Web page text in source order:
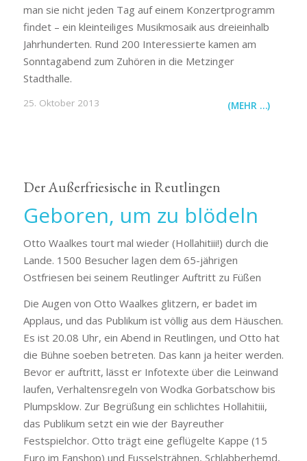
man sie nicht jeden Tag auf einem Konzertprogramm
findet – ein kleinteiliges Musikmosaik aus dreieinhalb
Jahrhunderten. Rund 200 Interessierte kamen am
Sonntagabend zum Zuhören in die Metzinger
Stadthalle.
(MEHR …)
25. Oktober 2013
Der Außerfriesische in Reutlingen
Geboren, um zu blödeln
Otto Waalkes tourt mal wieder (Hollahitiii!) durch die
Lande. 1500 Besucher lagen dem 65-jährigen
Ostfriesen bei seinem Reutlinger Auftritt zu Füßen
Die Augen von Otto Waalkes glitzern, er badet im
Applaus, und das Publikum ist völlig aus dem Häuschen.
Es ist 20.08 Uhr, ein Abend in Reutlingen, und Otto hat
die Bühne soeben betreten. Das kann ja heiter werden.
Bevor er auftritt, lässt er Infotexte über die Leinwand
laufen, Verhaltensregeln von Wodka Gorbatschow bis
Plumpsklow. Zur Begrüßung ein schlichtes Hollahitiii,
das Publikum setzt ein wie der Bayreuther
Festspielchor. Otto trägt eine geflügelte Kappe (15
Euro im Fanshop) und Fusselsträhnen, Schlabberhemd,